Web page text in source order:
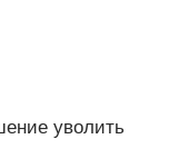
уволить